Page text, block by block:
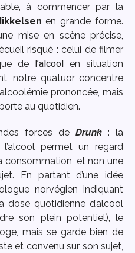
à commencer par la
en grande forme.
mise en scène précise,
risqué : celui de filmer
de l’alcool en situation
notre quatuor concentre
prononcée, mais
au quotidien.
forces de Drunk : la
permet un regard
consommation, et non une
En partant d’une idée
norvégien indiquant
dose quotidienne d’alcool
son plein potentiel), le
mais se garde bien de
et convenu sur son sujet,